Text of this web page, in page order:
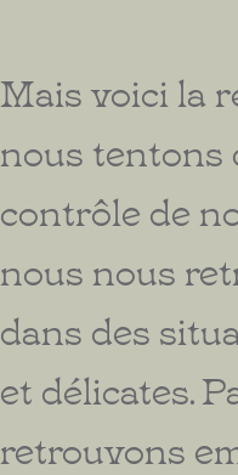
Mais voici la
nous tentons
contrôle de
nous nous
dans des
et délicates.
retrouvons